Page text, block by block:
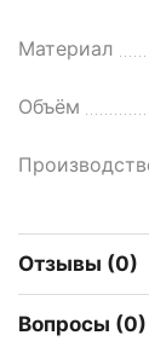
Материал
Объём
Отзывы (0)
Вопросы (0)